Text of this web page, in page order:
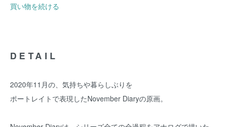
買い物を続ける
DETAIL
2020年11月の、気持ちや暮らしぶりを
ポートレイトで表現したNovember Diaryの原画。